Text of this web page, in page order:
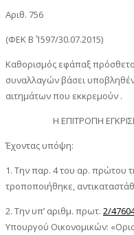
Αριθ. 756
(ΦΕΚ Β΄ 1597/30.07.2015)
Καθορισμός εφάπαξ
συναλλαγών βάσει
αιτημάτων που εκκρεμούν .
Η ΕΠΙΤΡΟΠΗ
Έχοντας υπόψη:
1. Την παρ. 4 του αρ. πρώτου
τροποποιήθηκε,
2. Την υπ’ αριθμ. πρωτ. 2/
Υπουργού Οικονομικών: